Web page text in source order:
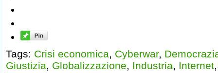
Tags: Crisi economica, Cyberwar,
Giustizia, Globalizzazione, Industria, Internet